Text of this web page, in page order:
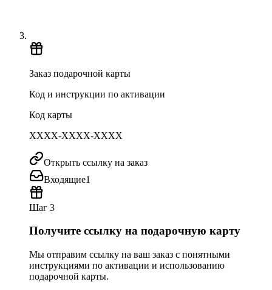
Заказ подарочной карты
Код и инструкции по активации
Код карты
XXXX-XXXX-XXXX
Открыть ссылку на заказ
Входящие1
Шаг 3
Получите ссылку на подарочную карту
Мы отправим ссылку на ваш заказ с понятными
инструкциями по активации и использованию
подарочной карты.